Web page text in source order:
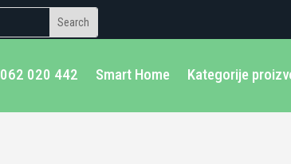
062 020 442 Smart Home Kategorije